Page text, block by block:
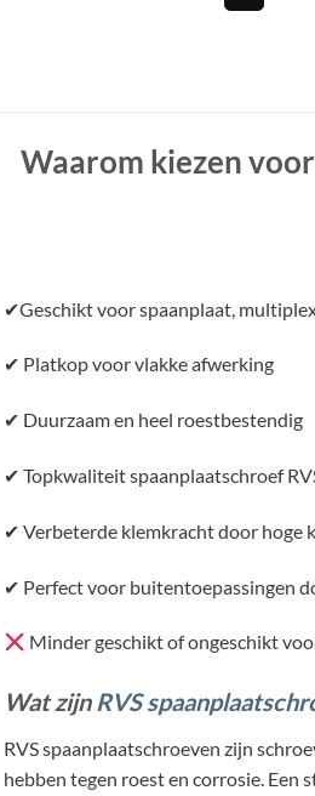
Waarom kiezen
✔Geschikt voor spaanplaat,
✔ Platkop voor vlakke afwerking
✔ Duurzaam en heel roestbestendig
✔ Topkwaliteit spaanplaatschroef
✔ Verbeterde klemkracht door hoge
✔ Perfect voor buitentoepassingen
Minder geschikt of ongeschikt
Wat zijn RVS
RVS spaanplaatschroeven zijn
hebben tegen roest en corrosie. Een